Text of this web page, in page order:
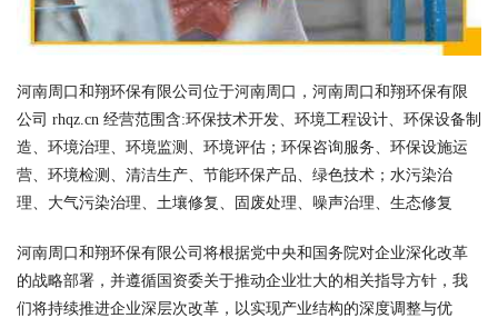
河南周口和翔环保有限公司位于河南周口，河南周口和翔环保有限
公司 rhqz.cn 经营范围含:环保技术开发、环境工程设计、环保设备制
造、环境治理、环境监测、环境评估；环保咨询服务、环保设施运
营、环境检测、清洁生产、节能环保产品、绿色技术；水污染治
理、大气污染治理、土壤修复、固废处理、噪声治理、生态修复
河南周口和翔环保有限公司将根据党中央和国务院对企业深化改革
的战略部署，并遵循国资委关于推动企业壮大的相关指导方针，我
们将持续推进企业深层次改革，以实现产业结构的深度调整与优